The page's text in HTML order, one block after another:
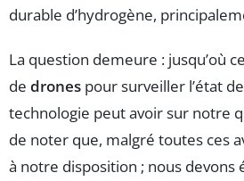
durable d’hydrogène,
La question demeure : jusqu’où
de drones pour surveiller l’état
technologie peut avoir sur notre
de noter que, malgré toutes ces
à notre disposition ; nous